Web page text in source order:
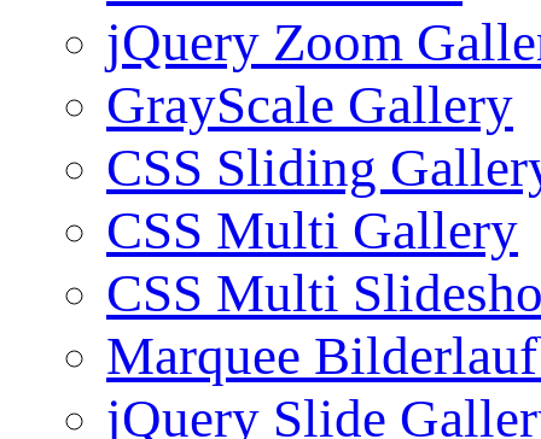
jQuery Zoom
GrayScale Gallery
CSS Sliding
CSS Multi Gallery
CSS Multi
Marquee
jQuery Slide